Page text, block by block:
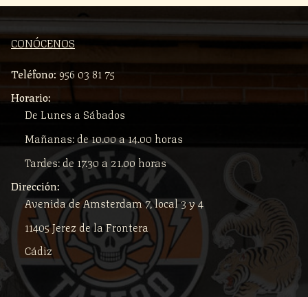
CONÓCENOS
Teléfono: 956 03 81 75
Horario:
De Lunes a Sábados
Mañanas: de 10.00 a 14.00 horas
Tardes: de 17.30 a 21.00 horas
Dirección:
Avenida de Amsterdam 7, local 3 y 4
11405 Jerez de la Frontera
Cádiz